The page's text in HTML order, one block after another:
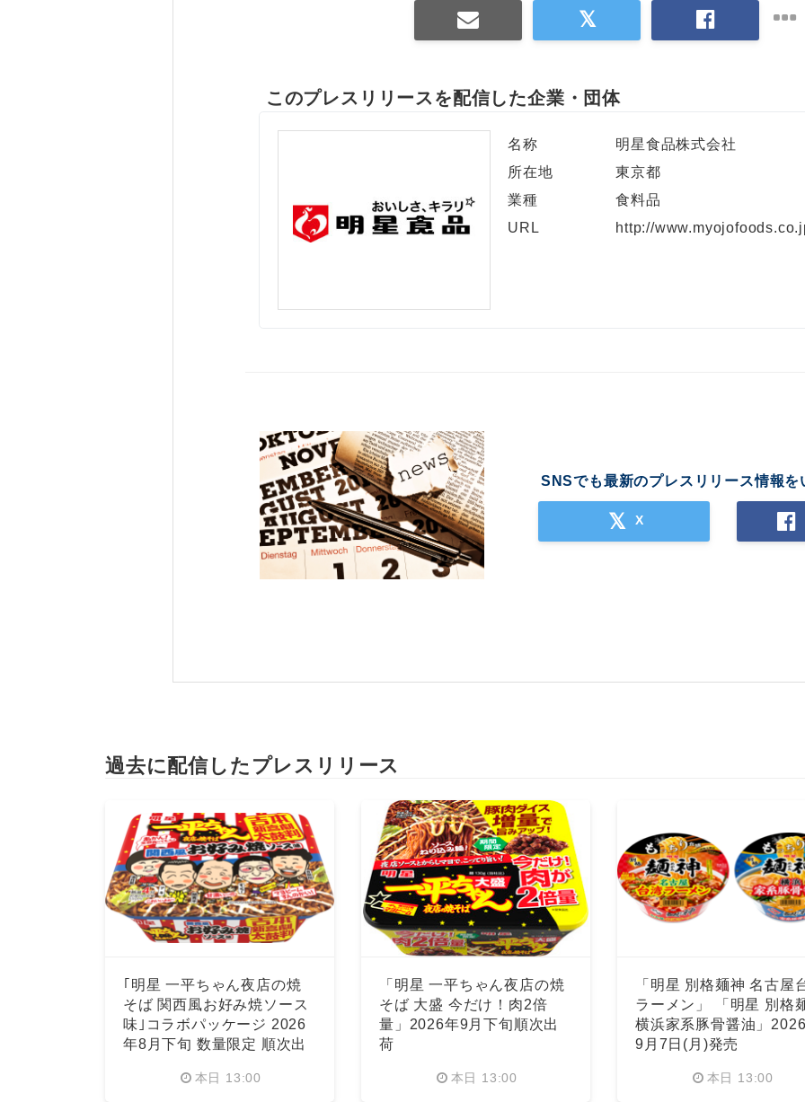
このプレスリリースを配信した企業・団体
名称
明星食品株式会社
所在地
東京都
業種
食料品
URL
http://
SNSでも最新のプレスリリース情報を
X
過去に配信したプレスリリース
｢明星 一平ちゃん夜店の焼
そば 関西風お好み焼ソース
味｣コラボパッケージ 2026
年8月下旬 数量限定 順次出
本日 13:00
「明星 一平ちゃん夜店の焼
そば 大盛 今だけ！肉2倍
量」2026年9月下旬順次出
荷
本日 13:00
「明星 別格麺神 名古屋
ラーメン」 「明星 別格
横浜家系豚骨醤油」
9月7日(月)発売
本日 13:00